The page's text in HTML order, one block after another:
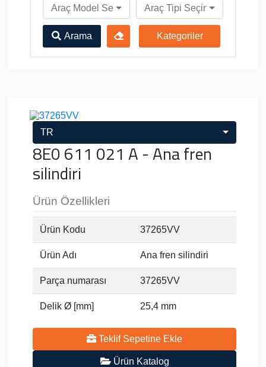
Araç Model Seçiniz Araç Tipi Seçiniz
Arama Kategoriler
TR
8E0 611 021 A - Ana fren
silindiri
Ürün Özellikleri
Ürün Kodu 37265VV
Ürün Adı Ana fren silindiri
Parça numarası 37265VV
Delik Ø [mm] 25,4 mm
Teklif Sepetine Ekle
Ürün Katalog